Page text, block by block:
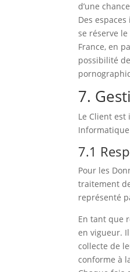
d’une
Des
se réserve
France, en
possibilité
7.
Le Client
Informatique
7.1
Pour les
traitement
représenté
En tant que
en vigueur.
collecte de
conforme à